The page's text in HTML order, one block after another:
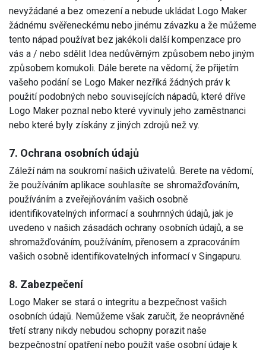
nevyžádané a bez omezení a nebude ukládat Logo Maker
žádnému svěřeneckému nebo jinému závazku a že můžeme
tento nápad používat bez jakékoli další kompenzace pro
vás a / nebo sdělit Idea nedůvěrným způsobem nebo jiným
způsobem komukoli. Dále berete na vědomí, že přijetím
vašeho podání se Logo Maker nezříká žádných práv k
použití podobných nebo souvisejících nápadů, které dříve
Logo Maker poznal nebo které vyvinuly jeho zaměstnanci
nebo které byly získány z jiných zdrojů než vy.
7. Ochrana osobních údajů
Záleží nám na soukromí našich uživatelů. Berete na vědomí,
že používáním aplikace souhlasíte se shromažďováním,
používáním a zveřejňováním vašich osobně
identifikovatelných informací a souhrnných údajů, jak je
uvedeno v našich zásadách ochrany osobních údajů, a se
shromažďováním, používáním, přenosem a zpracováním
vašich osobně identifikovatelných informací v Singapuru.
8. Zabezpečení
Logo Maker se stará o integritu a bezpečnost vašich
osobních údajů. Nemůžeme však zaručit, že neoprávněné
třetí strany nikdy nebudou schopny porazit naše
bezpečnostní opatření nebo použít vaše osobní údaje k